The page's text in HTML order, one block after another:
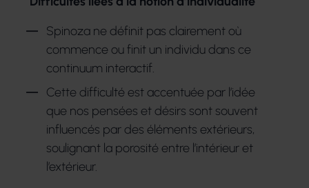
Spinoza ne définit pas clairement où
commence ou finit un individu dans ce
continuum interactif.
Cette difficulté est accentuée par l’idée
que nos pensées et désirs sont souvent
influencés par des éléments extérieurs,
soulignant la porosité entre l’intérieur et
l’extérieur.